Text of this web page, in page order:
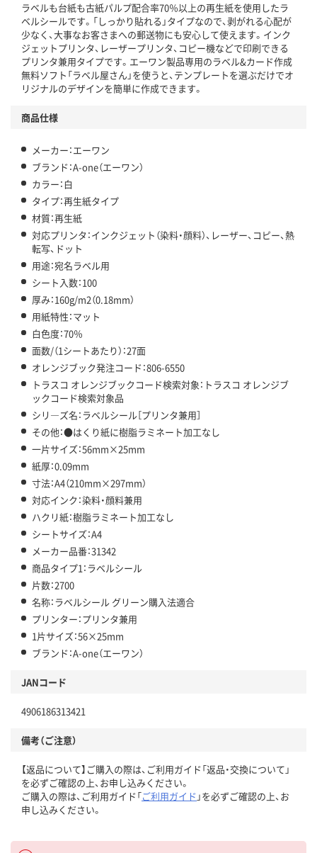
ラベルも台紙も古紙パルプ配合率70％以上の再生紙を使用したラ
ベルシールです。「しっかり貼れる」タイプなので、剥がれる心配が
少なく、大事なお客さまへの郵送物にも安心して使えます。インク
ジェットプリンタ、レーザープリンタ、コピー機などで印刷できる
プリンタ兼用タイプです。エーワン製品専用のラベル&カード作成
無料ソフト「ラベル屋さん」を使うと、テンプレートを選ぶだけでオ
リジナルのデザインを簡単に作成できます。
商品仕様
メーカー：エーワン
ブランド：A-one（エーワン）
カラー：白
タイプ：再生紙タイプ
材質：再生紙
対応プリンタ：インクジェット（染料・顔料）、レーザー、コピー、熱
転写、ドット
用途：宛名ラベル用
シート入数：100
厚み：160g/m2（0.18mm）
用紙特性：マット
白色度：70％
面数/（1シートあたり）：27面
オレンジブック発注コード：806-6550
トラスコ オレンジブックコード検索対象：トラスコ オレンジブ
ックコード検索対象品
シリ―ズ名：ラベルシール［プリンタ兼用］
その他：●はくり紙に樹脂ラミネート加工なし
一片サイズ：56mm×25mm
紙厚：0.09mm
寸法：A4（210mm×297mm）
対応インク：染料・顔料兼用
ハクリ紙：樹脂ラミネート加工なし
シートサイズ：A4
メーカー品番：31342
商品タイプ1：ラベルシール
片数：2700
名称：ラベルシール グリーン購入法適合
プリンター：プリンタ兼用
1片サイズ：56×25mm
ブランド：A-one（エーワン）
JANコード
4906186313421
備考（ご注意）
【返品について】ご購入の際は、ご利用ガイド「返品・交換について」
を必ずご確認の上、お申し込みください。
ご購入の際は、ご利用ガイド「ご利用ガイド 」を必ずご確認の上、お
申し込みください。